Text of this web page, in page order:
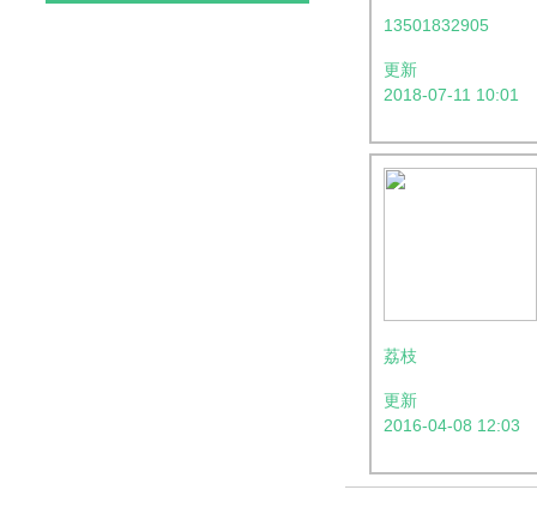
13501832905
更新
2018-07-11 10:01
荔枝
更新
2016-04-08 12:03